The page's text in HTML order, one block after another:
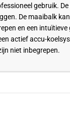
gebruik.
De maaibalk
en een
actief accu-
niet inbegrepen.